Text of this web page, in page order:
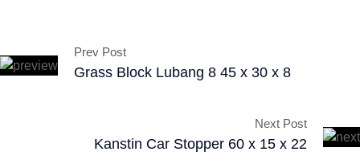
Prev Post
Grass Block Lubang 8 45 x 30 x 8
Next Post
Kanstin Car Stopper 60 x 15 x 22